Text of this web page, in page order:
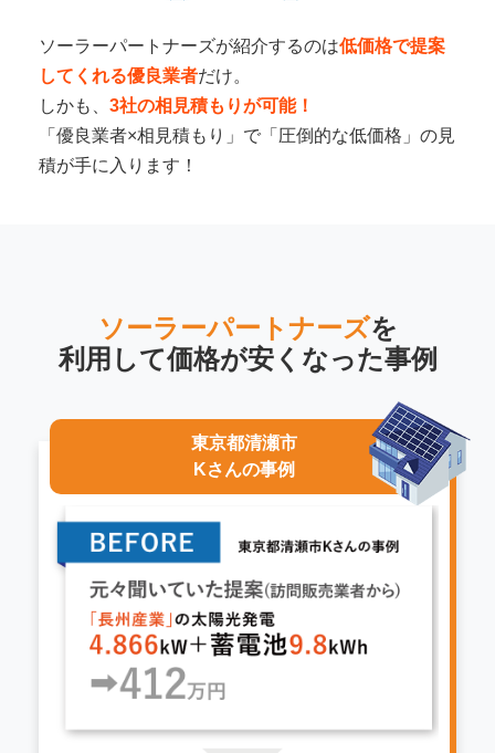
ソーラーパートナーズが紹介するのは低価格で提案
してくれる優良業者だけ。
しかも、 3社の相見積もりが可能！
「優良業者×相見積もり」で「圧倒的な低価格」の見
積が手に入ります！
ソーラーパートナーズを
利用して価格が安くなった事例
東京都清瀬市
Kさんの事例